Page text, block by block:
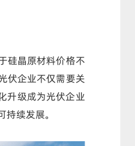
硅晶原材料价格不
伏企业不仅需要关
升级成为光伏企业
续发展。